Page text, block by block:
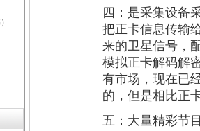
四：是采集设备
把正卡信息传输
来的卫星信号，
模拟正卡解码解
有市场，现在已
的，但是相比正
五：大量精彩节